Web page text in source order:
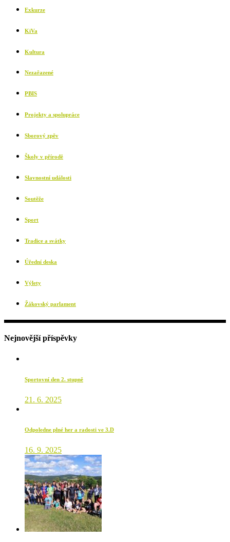
Exkurze
KiVa
Kultura
Nezařazené
PBIS
Projekty a spolupráce
Sborový zpěv
Školy v přírodě
Slavnostní události
Soutěže
Sport
Tradice a svátky
Úřední deska
Výlety
Žákovský parlament
Nejnovější příspěvky
Sportovní den 2. stupně
21. 6. 2025
Odpoledne plné her a radosti ve 3.D
16. 9. 2025